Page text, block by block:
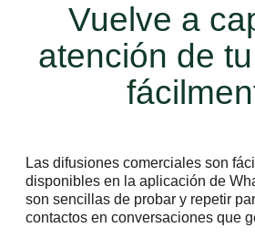
Vuelve a
atención de
Las difusiones comerciales son
disponibles en la aplicación de
son sencillas de probar y repetir
contactos en conversaciones que